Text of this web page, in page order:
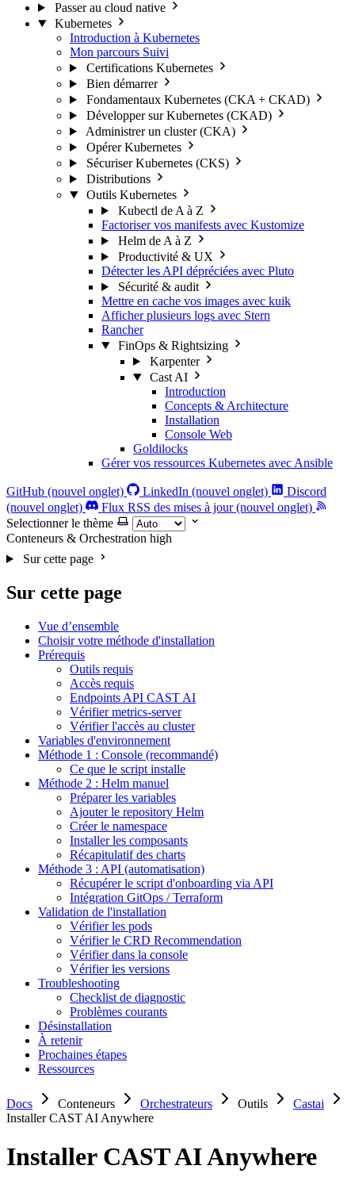
Passer au cloud native
Kubernetes
Introduction à Kubernetes
Mon parcours Suivi
Certifications Kubernetes
Bien démarrer
Fondamentaux Kubernetes (CKA + CKAD)
Développer sur Kubernetes (CKAD)
Administrer un cluster (CKA)
Opérer Kubernetes
Sécuriser Kubernetes (CKS)
Distributions
Outils Kubernetes
Kubectl de A à Z
Factoriser vos manifests avec Kustomize
Helm de A à Z
Productivité & UX
Détecter les API dépréciées avec Pluto
Sécurité & audit
Mettre en cache vos images avec kuik
Afficher plusieurs logs avec Stern
Rancher
FinOps & Rightsizing
Karpenter
Cast AI
Introduction
Concepts & Architecture
Installation
Console Web
Goldilocks
Gérer vos ressources Kubernetes avec Ansible
GitHub (nouvel onglet) LinkedIn (nouvel onglet)
Discord
(nouvel onglet)
Flux RSS des mises à jour (nouvel onglet)
Selectionner le thème
Conteneurs & Orchestration high
Sur cette page
Sur cette page
Vue d’ensemble
Choisir votre méthode d'installation
Prérequis
Outils requis
Accès requis
Endpoints API CAST AI
Vérifier metrics-server
Vérifier l'accès au cluster
Variables d'environnement
Méthode 1 : Console (recommandé)
Ce que le script installe
Méthode 2 : Helm manuel
Préparer les variables
Ajouter le repository Helm
Créer le namespace
Installer les composants
Récapitulatif des charts
Méthode 3 : API (automatisation)
Récupérer le script d'onboarding via API
Intégration GitOps / Terraform
Validation de l'installation
Vérifier les pods
Vérifier le CRD Recommendation
Vérifier dans la console
Vérifier les versions
Troubleshooting
Checklist de diagnostic
Problèmes courants
Désinstallation
À retenir
Prochaines étapes
Ressources
Docs Conteneurs Orchestrateurs Outils
Castai
Installer CAST AI Anywhere
Installer CAST AI Anywhere